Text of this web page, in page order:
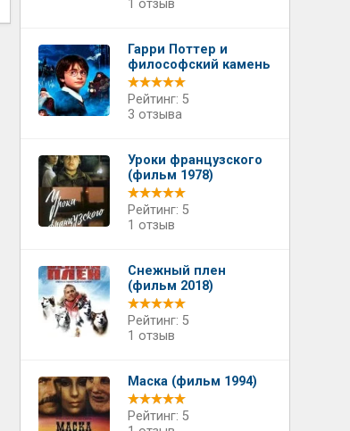
1 отзыв
Гарри Поттер и
философский камень
Рейтинг: 5
3 отзыва
Уроки французского
(фильм 1978)
Рейтинг: 5
1 отзыв
Снежный плен
(фильм 2018)
Рейтинг: 5
1 отзыв
Маска (фильм 1994)
Рейтинг: 5